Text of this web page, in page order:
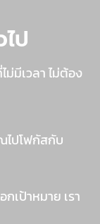
ป
ม่มีเวลา ไม่ต้อง
ไปโฟกัสกับ
เป้าหมาย เรา